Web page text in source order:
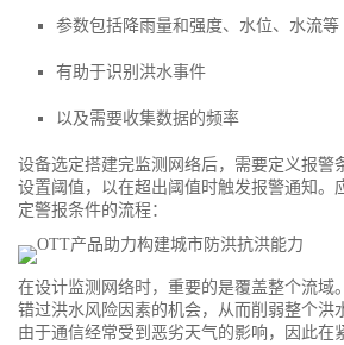
参数包括降雨量和强度、水位、水流等
有助于识别洪水事件
以及需要收集数据的频率
设备选定搭建完监测网络后，需要定义报警
设置阈值，以在超出阈值时触发报警通知。
定警报条件的流程：
在设计监测网络时，重要的是覆盖整个流域
错过洪水风险因素的机会，从而削弱整个洪
由于通信经常受到恶劣天气的影响，因此在